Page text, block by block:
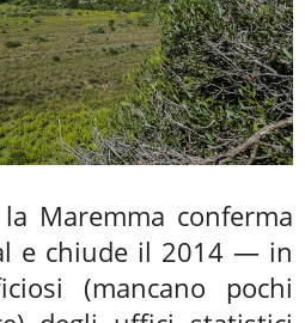
Maremma conferma
e chiude il 2014 — in
(mancano pochi